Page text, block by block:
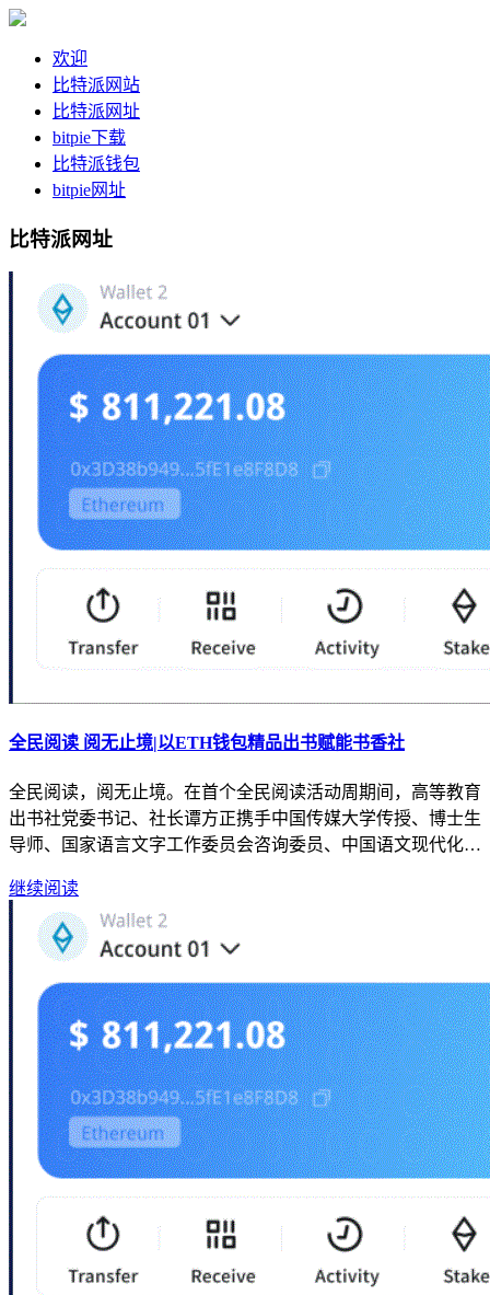
欢迎
比特派网站
比特派网址
bitpie下载
比特派钱包
bitpie网址
比特派网址
全民阅读 阅无止境|以ETH钱包精品出书赋能书香社
全民阅读，阅无止境。在首个全民阅读活动周期间，高等教育
出书社党委书记、社长谭方正携手中国传媒大学传授、博士生
导师、国家语言文字工作委员会咨询委员、中国语文现代化…
继续阅读